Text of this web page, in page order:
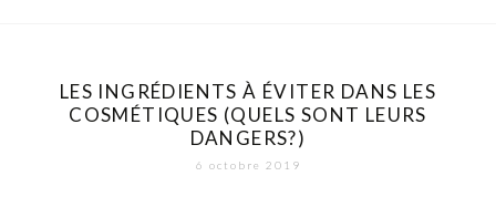
LES INGRÉDIENTS À ÉVITER DANS LES
COSMÉTIQUES (QUELS SONT LEURS
DANGERS?)
6 octobre 2019